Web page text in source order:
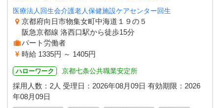
医療法人回生会介護老人保健施設ケアセンター回生
京都府向日市物集女町中海道１９の５
阪急京都線 洛西口駅から徒歩15分
パート労働者
時給 1335円 ～ 1405円
ハローワーク 京都七条公共職業安定所
採用人数：2人 受理日： 2026年08月09日 有効期限： 2026
年08月09日